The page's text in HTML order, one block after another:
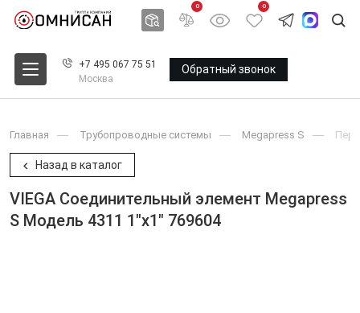
0 0
+7 495 067 75 51
Москва
Обратный звонок
Главная Трубопроводные системы Megapress S
Назад в каталог
VIEGA Соединительный элемент Megapress
S Модель 4311 1"x1" 769604